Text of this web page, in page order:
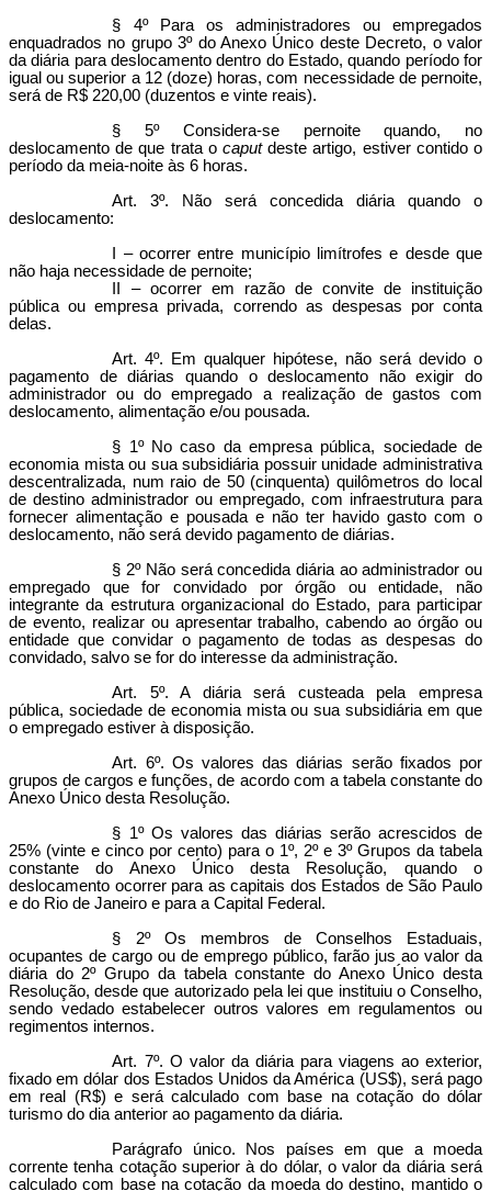
§ 4º Para os administradores ou empregados
enquadrados no grupo 3º do Anexo Único deste Decreto, o valor
da diária para deslocamento dentro do Estado, quando período for
igual ou superior a 12 (doze) horas, com necessidade de pernoite,
será de R$ 220,00 (duzentos e vinte reais).
§ 5º Considera-se pernoite quando, no
deslocamento de que trata o caputdeste artigo, estiver contido o
período da meia-noite às 6 horas.
Art. 3º. Não será concedida diária quando o
deslocamento:
I – ocorrer entre município limítrofes e desde que
não haja necessidade de pernoite;
II – ocorrer em razão de convite de instituição
pública ou empresa privada, correndo as despesas por conta
delas.
Art. 4º. Em qualquer hipótese, não será devido o
pagamento de diárias quando o deslocamento não exigir do
administrador ou do empregado a realização de gastos com
deslocamento, alimentação e/ou pousada.
§ 1º No caso da empresa pública, sociedade de
economia mista ou sua subsidiária possuir unidade administrativa
descentralizada, num raio de 50 (cinquenta) quilômetros do local
de destino administrador ou empregado, com infraestrutura para
fornecer alimentação e pousada e não ter havido gasto com o
deslocamento, não será devido pagamento de diárias.
§ 2º Não será concedida diária ao administrador ou
empregado que for convidado por órgão ou entidade, não
integrante da estrutura organizacional do Estado, para participar
de evento, realizar ou apresentar trabalho, cabendo ao órgão ou
entidade que convidar o pagamento de todas as despesas do
convidado, salvo se for do interesse da administração.
Art. 5º. A diária será custeada pela empresa
pública, sociedade de economia mista ou sua subsidiária em que
o empregado estiver à disposição.
Art. 6º. Os valores das diárias serão fixados por
grupos de cargos e funções, de acordo com a tabela constante do
Anexo Único desta Resolução.
§ 1º Os valores das diárias serão acrescidos de
25% (vinte e cinco por cento) para o 1º, 2º e 3º Grupos da tabela
constante do Anexo Único desta Resolução, quando o
deslocamento ocorrer para as capitais dos Estados de São Paulo
e do Rio de Janeiro e para a Capital Federal.
§ 2º Os membros de Conselhos Estaduais,
ocupantes de cargo ou de emprego público, farão jus ao valor da
diária do 2º Grupo da tabela constante do Anexo Único desta
Resolução, desde que autorizado pela lei que instituiu o Conselho,
sendo vedado estabelecer outros valores em regulamentos ou
regimentos internos.
Art. 7º. O valor da diária para viagens ao exterior,
fixado em dólar dos Estados Unidos da América (US$), será pago
em real (R$) e será calculado com base na cotação do dólar
turismo do dia anterior ao pagamento da diária.
Parágrafo único. Nos países em que a moeda
corrente tenha cotação superior à do dólar, o valor da diária será
calculado com base na cotação da moeda do destino, mantido o